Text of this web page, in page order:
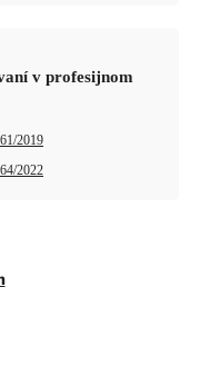
v profesijnom
2019
2022